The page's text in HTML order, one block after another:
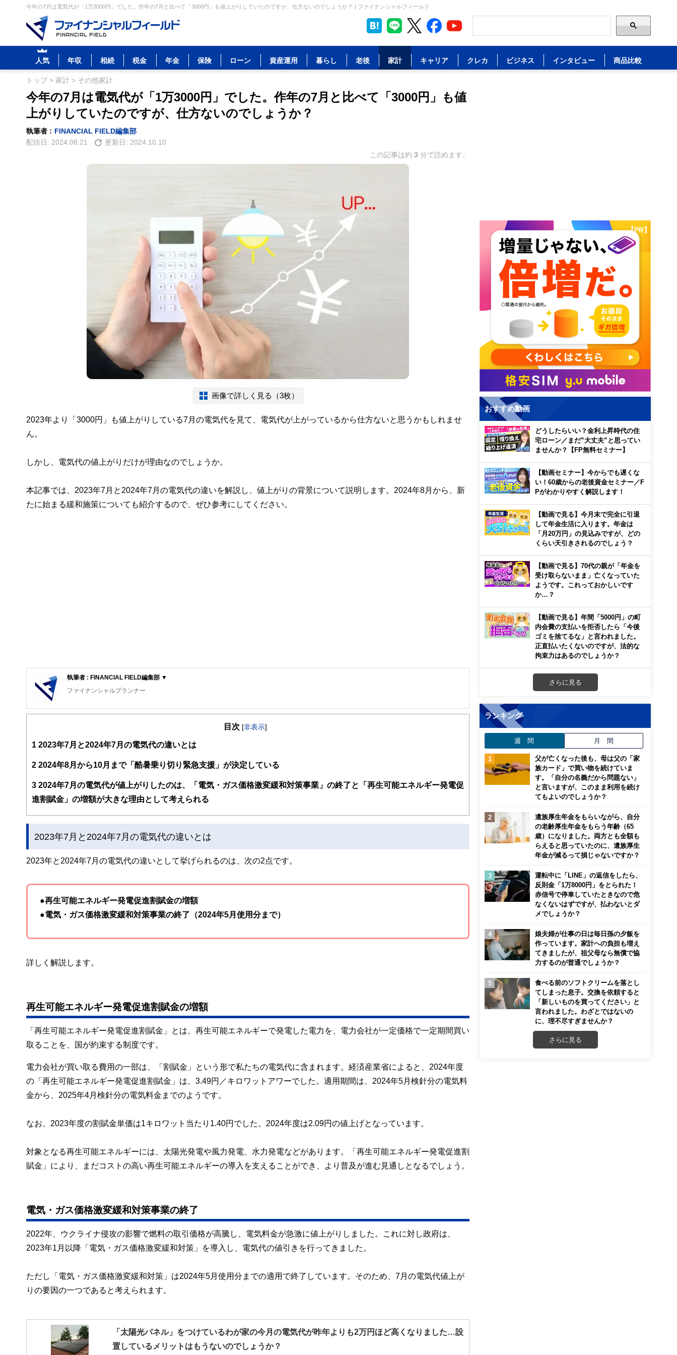
今年の7月は電気代が「1万3000円」でした。作年の7月と比べて「3000円」も値上がりしていたのですが、仕方ないのでしょうか？ | ファイナンシャルフィールド
人気 年収 相続 税金 年金 保険 ローン 資産運用 暮らし 老後 家計 キャリア クレカ ビジネス インタビュー 商品比較
トップ> 家計 > その他家計
今年の7月は電気代が「1万3000円」でした。作年の7月と比べて「3000円」も値
上がりしていたのですが、仕方ないのでしょうか？
執筆者 : FINANCIAL FIELD編集部
配信日: 2024.08.21 更新日: 2024.10.10
この記事は約 3 分で読めます。
画像で詳しく見る（3枚）
2023年より「3000円」も値上がりしている7月の電気代を見て、電気代が上がっているから仕方ないと思うかもしれませ
ん。
しかし、電気代の値上がりだけが理由なのでしょうか。
本記事では、2023年7月と2024年7月の電気代の違いを解説し、値上がりの背景について説明します。2024年8月から、新
たに始まる緩和施策についても紹介するので、ぜひ参考にしてください。
執筆者 : FINANCIAL FIELD編集部 ▼
ファイナンシャルプランナー
FinancialField編集部は、金融、経済に関する記事を、日々の暮らしにどのような影響を与えるかという視点で、お金の知識がない方でも理解でき
案から記事掲載まですべての工程に関わることで、読者目線のコンテンツを追求しています。
FinancialFieldの特徴は、ファイナンシャルプランナー、弁護士、税理士、宅地建物取引士、相続診断士、住宅ローンアドバイザー、DCプランナ
ー、公認会計士、社会保険労務士、行政書士、投資アナリスト、キャリアコンサルタントなど150名以上の有資格者を執筆者・監修者として迎
このように編集経験豊富なメンバーと金融や経済に精通した執筆者・監修者による執筆体制を築くことで、内容のわかりやすさはもちろんのこ
と、読み応えのあるコンテンツと確かな情報発信を実現しています。
目次 [非表示]
1 2023年7月と2024年7月の電気代の違いとは
2 2024年8月から10月まで「酷暑乗り切り緊急支援」が決定している
3 2024年7月の電気代が値上がりしたのは、「電気・ガス価格激変緩和対策事業」の終了と「再生可能エネルギー発電促
進割賦金」の増額が大きな理由として考えられる
2023年7月と2024年7月の電気代の違いとは
2023年と2024年7月の電気代の違いとして挙げられるのは、次の2点です。
●再生可能エネルギー発電促進割賦金の増額
●電気・ガス価格激変緩和対策事業の終了（2024年5月使用分まで）
詳しく解説します。
再生可能エネルギー発電促進割賦金の増額
「再生可能エネルギー発電促進割賦金」とは、再生可能エネルギーで発電した電力を、電力会社が一定価格で一定期間買い
取ることを、国が約束する制度です。
電力会社が買い取る費用の一部は、「割賦金」という形で私たちの電気代に含まれます。経済産業省によると、2024年度
の「再生可能エネルギー発電促進割賦金」は、3.49円／キロワットアワーでした。適用期間は、2024年5月検針分の電気料
金から、2025年4月検針分の電気料金までのようです。
なお、2023年度の割賦金単価は1キロワット当たり1.40円でした。2024年度は2.09円の値上げとなっています。
対象となる再生可能エネルギーには、太陽光発電や風力発電、水力発電などがあります。「再生可能エネルギー発電促進割
賦金」により、まだコストの高い再生可能エネルギーの導入を支えることができ、より普及が進む見通しとなるでしょう。
電気・ガス価格激変緩和対策事業の終了
2022年、ウクライナ侵攻の影響で燃料の取引価格が高騰し、電気料金が急激に値上がりしました。これに対し政府は、
2023年1月以降「電気・ガス価格激変緩和対策」を導入し、電気代の値引きを行ってきました。
ただし「電気・ガス価格激変緩和対策」は2024年5月使用分までの適用で終了しています。そのため、7月の電気代値上が
りの要因の一つであると考えられます。
「太陽光パネル」をつけているわが家の今月の電気代が昨年よりも2万円ほど高くなりました…設
置しているメリットはもうないのでしょうか？
【PR】
おすすめ動画
どうしたらいい？金利上昇時代の住
宅ローン／まだ”大丈夫”と思ってい
ませんか？【FP無料セミナー】
【動画セミナー】今からでも遅くな
い！60歳からの老後資金セミナー／F
Pがわかりやすく解説します！
【動画で見る】今月末で完全に引退
して年金生活に入ります。年金は
「月20万円」の見込みですが、どの
くらい天引きされるのでしょう？
【動画で見る】70代の親が「年金を
受け取らないまま」亡くなっていた
ようです。これっておかしいです
か…？
【動画で見る】年間「5000円」の町
内会費の支払いを拒否したら「今後
ゴミを捨てるな」と言われました。
正直払いたくないのですが、法的な
拘束力はあるのでしょうか？
さらに見る
ランキング
週 間 月 間
父が亡くなった後も、母は父の「家
族カード」で買い物を続けていま
す。「自分の名義だから問題ない」
と言いますが、このまま利用を続け
てもよいのでしょうか？
遺族厚生年金をもらいながら、自分
の老齢厚生年金をもらう年齢（65
歳）になりました。両方とも全額も
らえると思っていたのに、遺族厚生
年金が減るって損じゃないですか？
運転中に「LINE」の返信をしたら、
反則金「1万8000円」をとられた！
赤信号で停車していたときなので危
なくないはずですが、払わないとダ
メでしょうか？
娘夫婦が仕事の日は毎日孫の夕飯を
作っています。家計への負担も増え
てきましたが、祖父母なら無償で協
力するのが普通でしょうか？
食べる前のソフトクリームを落とし
てしまった息子。交換を依頼すると
「新しいものを買ってください」と
言われました。わざとではないの
に、理不尽すぎませんか？
さらに見る